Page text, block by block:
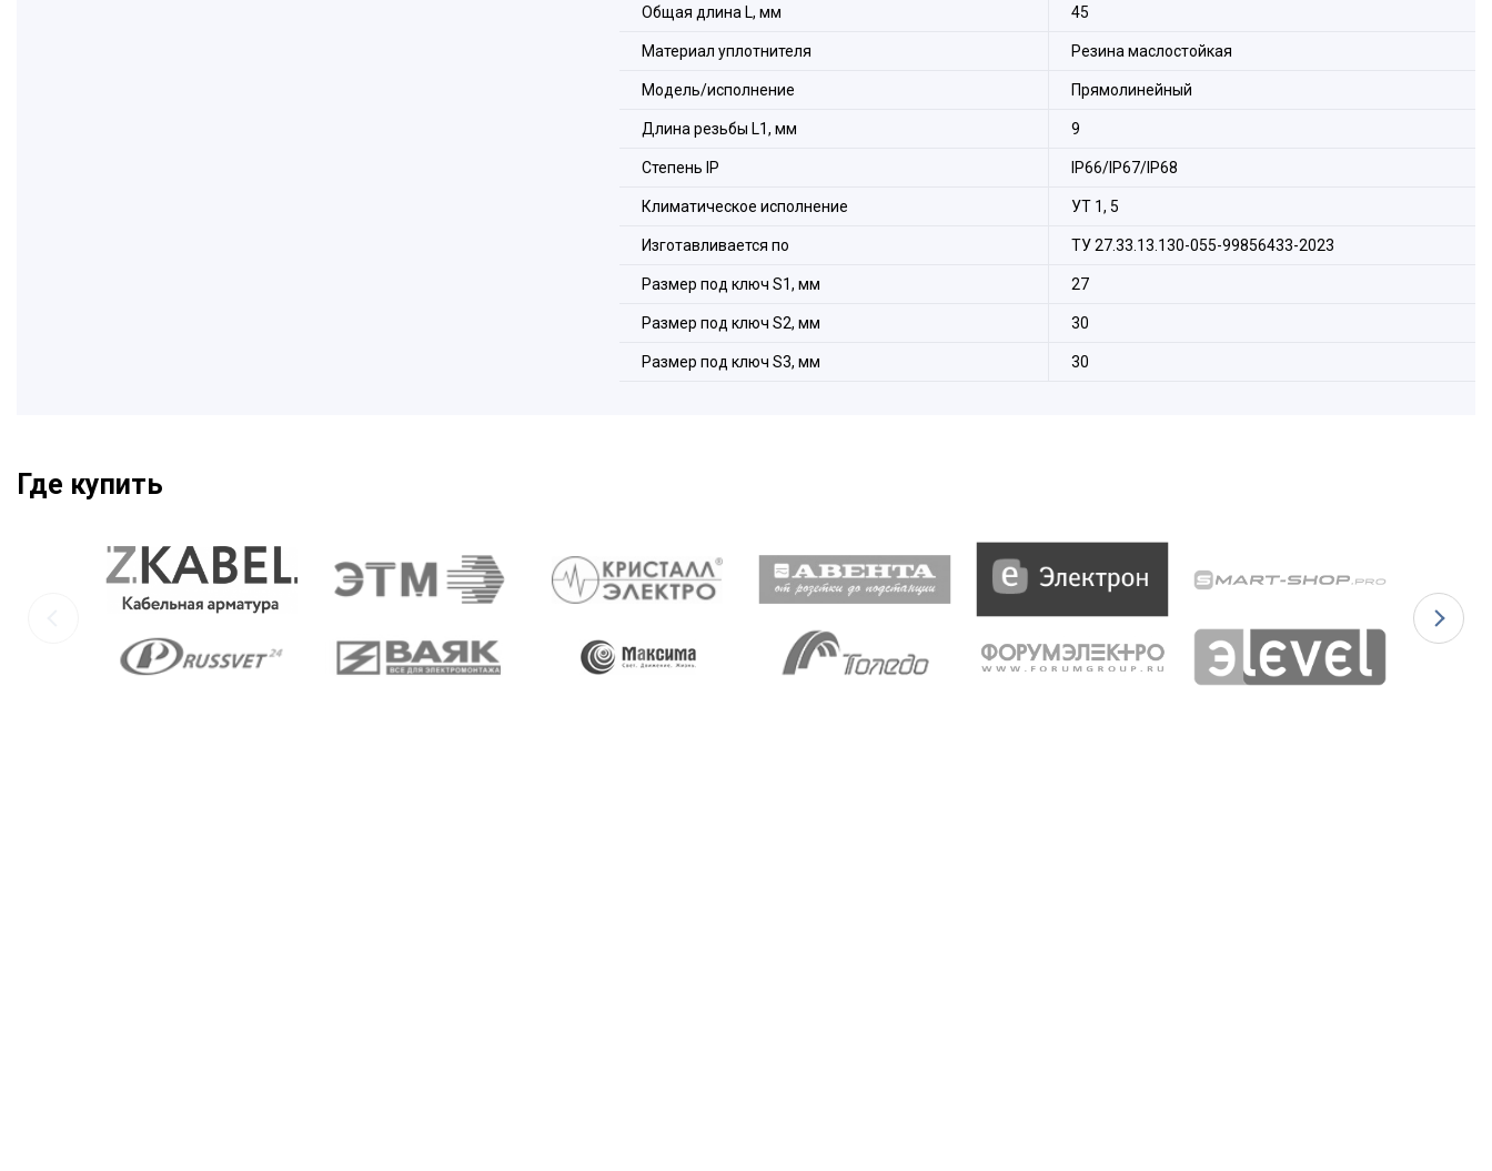
Общая длина L, мм 45
Материал уплотнителя Резина маслостойкая
Модель/исполнение Прямолинейный
Длина резьбы L1, мм 9
Степeнь IP IP66/IP67/IP68
Климатическое исполнение УТ 1, 5
Изготавливается по ТУ 27.33.13.130-055-99856433-2023
Размер под ключ S1, мм 27
Размер под ключ S2, мм 30
Размер под ключ S3, мм 30
Где купить